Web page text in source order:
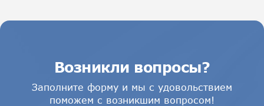
Возникли вопросы?
Заполните форму и мы с удовольствием
поможем с возникшим вопросом!